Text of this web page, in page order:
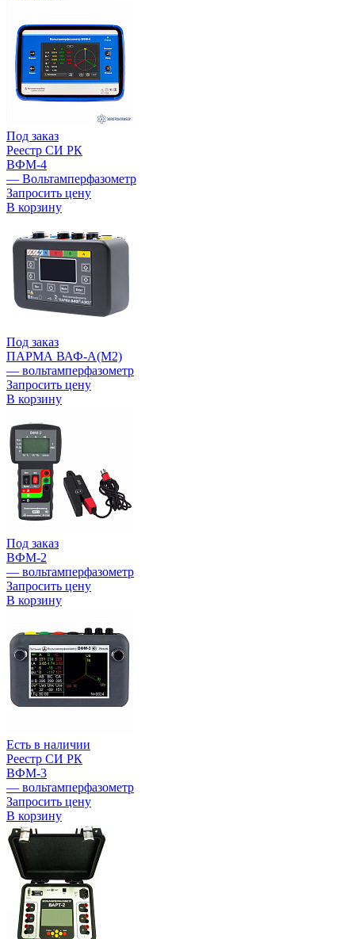
Под заказ
Реестр СИ РК
ВФМ-4
— Вольтамперфазометр
Запросить цену
В корзину
Под заказ
ПАРМА ВАФ-А(М2)
— вольтамперфазометр
Запросить цену
В корзину
Под заказ
ВФМ-2
— вольтамперфазометр
Запросить цену
В корзину
Есть в наличии
Реестр СИ РК
ВФМ-3
— вольтамперфазометр
Запросить цену
В корзину